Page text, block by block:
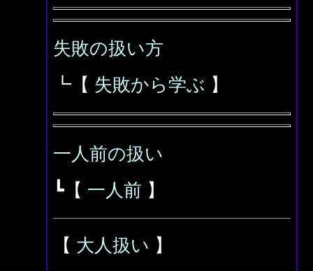
失敗の扱い方
┗【 失敗から学ぶ 】
一人前の扱い
┗【 一人前 】
【 大人扱い 】